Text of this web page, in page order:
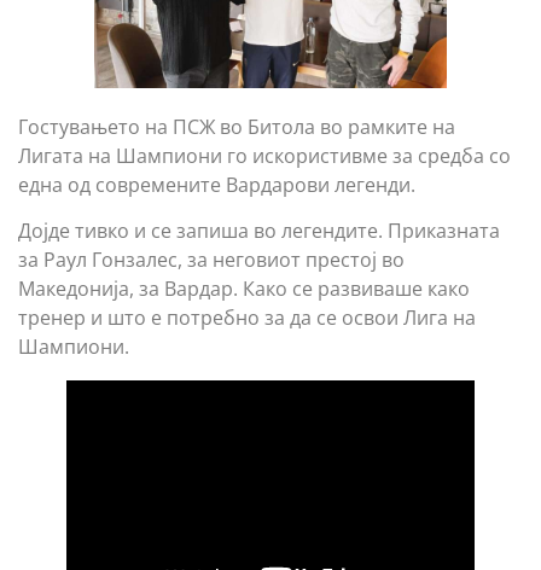
Гостувањето на ПСЖ во Битола во рамките на
Лигата на Шампиони го искористивме за средба со
една од современите Вардарови легенди.
Дојде тивко и се запиша во легендите. Приказната
за Раул Гонзалес, за неговиот престој во
Македонија, за Вардар. Како се развиваше како
тренер и што е потребно за да се освои Лига на
Шампиони.